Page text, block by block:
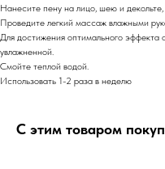
Нанесите пену на лицо, шею и декольте,
Проведите легкий массаж влажными
Для достижения оптимального эффекта
увлажненной.
Смойте теплой водой.
Использовать 1-2 раза в неделю
С этим товаром